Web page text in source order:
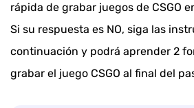
rápida de grabar juegos de CSGO
Si su respuesta es NO, siga las
continuación y podrá aprender 2
grabar el juego CSGO al final del